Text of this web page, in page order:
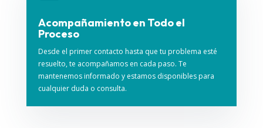
Acompañamiento en Todo el
Proceso
Desde el primer contacto hasta que tu problema esté
resuelto, te acompañamos en cada paso. Te
mantenemos informado y estamos disponibles para
cualquier duda o consulta.